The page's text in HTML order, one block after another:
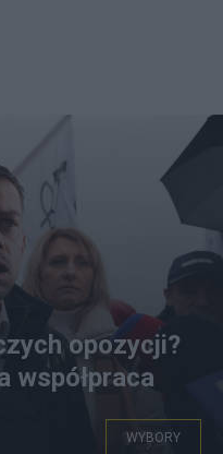
opozycji?
współpraca
WYBORY